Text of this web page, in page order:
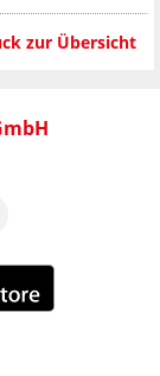
zur Übersicht